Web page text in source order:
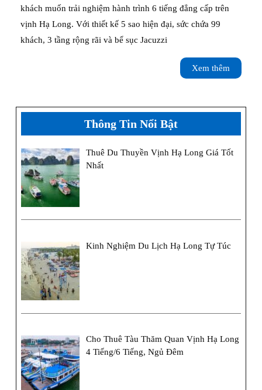
Harmony
Hạ
Long
5
thăm
vịnh
1
khách muốn trải nghiệm hành trình 6 tiếng đẳng cấp trên
vịnh Hạ Long. Với thiết kế 5 sao hiện đại, sức chứa 99
khách, 3 tầng rộng rãi và bể sục Jacuzzi
Xem thêm
thêm
Thông Tin Nổi Bật
Thuê Du Thuyền Vịnh Hạ Long Giá Tốt
Nhất
Kinh Nghiệm Du Lịch Hạ Long Tự Túc
Cho Thuê Tàu Thăm Quan Vịnh Hạ Long
4 Tiếng/6 Tiếng, Ngủ Đêm